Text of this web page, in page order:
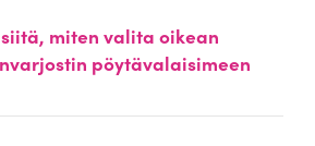
miten valita oikean
pöytävalaisimeen